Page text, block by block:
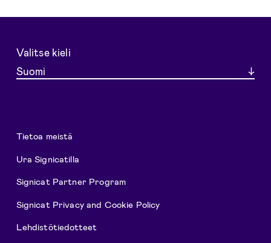
Valitse kieli
Suomi
Tietoa meistä
Ura Signicatilla
Signicat Partner Program
Signicat Privacy and Cookie Policy
Lehdistötiedotteet